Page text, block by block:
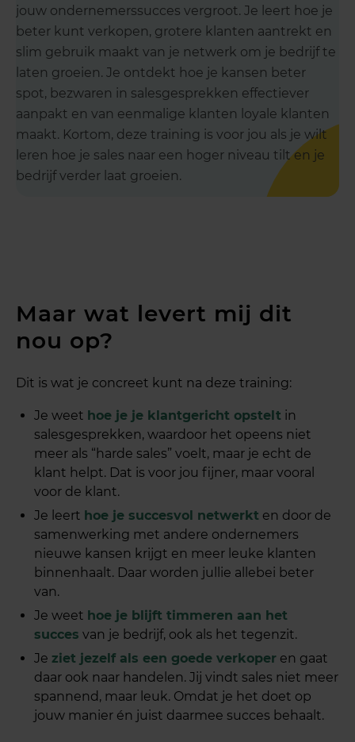
jouw ondernemerssucces vergroot. Je leert hoe je
beter kunt verkopen, grotere klanten aantrekt en
slim gebruik maakt van je netwerk om je bedrijf te
laten groeien. Je ontdekt hoe je kansen beter
spot, bezwaren in salesgesprekken effectiever
aanpakt en van eenmalige klanten loyale klanten
maakt. Kortom, deze training is voor jou als je wilt
leren hoe je sales naar een hoger niveau tilt en je
bedrijf verder laat groeien.
Maar wat levert mij dit
nou op?
Dit is wat je concreet kunt na deze training:
Je weet hoe je je klantgericht opstelt in
salesgesprekken, waardoor het opeens niet
meer als “harde sales” voelt, maar je echt de
klant helpt. Dat is voor jou fijner, maar vooral
voor de klant.
Je leert hoe je succesvol netwerkt en door de
samenwerking met andere ondernemers
nieuwe kansen krijgt en meer leuke klanten
binnenhaalt. Daar worden jullie allebei beter
van.
Je weet hoe je blijft timmeren aan het
succes van je bedrijf, ook als het tegenzit.
Jeziet jezelf als een goede verkoper en gaat
daar ook naar handelen. Jij vindt sales niet meer
spannend, maar leuk. Omdat je het doet op
jouw manier én juist daarmee succes behaalt.